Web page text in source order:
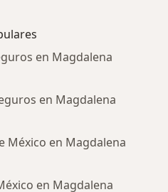
en Magdalena
en Magdalena
México en Magdalena
en Magdalena